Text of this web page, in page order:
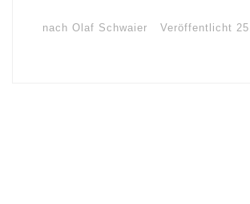
nach Olaf Schwaier Veröffentlicht